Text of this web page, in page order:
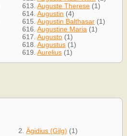
613. Auguste Therese (1)
614. Augustin (4)
615. Augustin Balthasar (1)
616. Augustine Maria (1)
617. Augusto (1)
618. Augustus (1)
619. Aurelius (1)
2. Ägidius (Gilg) (1)